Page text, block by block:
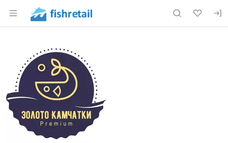
Раздел навигации по сайту fishretail.ru
Страница компании
Страница компании
Краткая информация о компании